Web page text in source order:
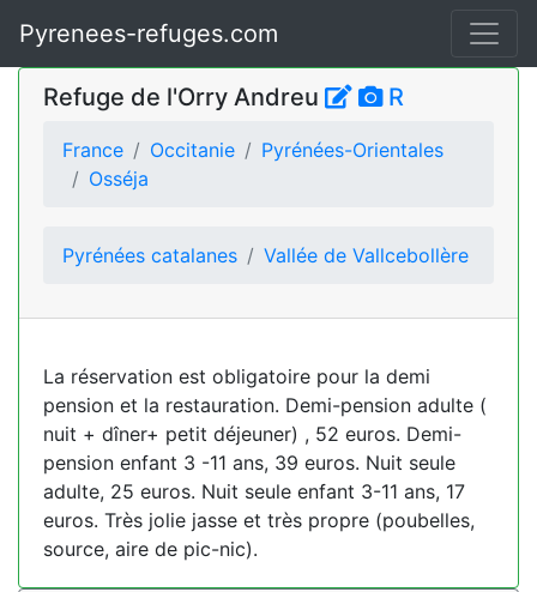
Pyrenees-refuges.com
Refuge de l'Orry Andreu R
France Occitanie
Pyrénées-Orientales
Osséja
Pyrénées catalanes Vallée de Vallcebollère
La réservation est obligatoire pour la demi
pension et la restauration. Demi-pension adulte (
nuit + dîner+ petit déjeuner) , 52 euros. Demi-
pension enfant 3 -11 ans, 39 euros. Nuit seule
adulte, 25 euros. Nuit seule enfant 3-11 ans, 17
euros. Très jolie jasse et très propre (poubelles,
source, aire de pic-nic).